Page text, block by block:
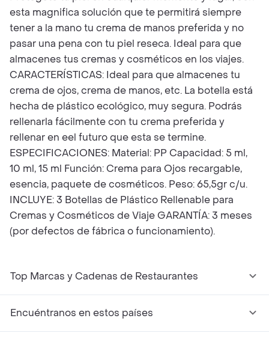
esta magnifica solución que te permitirá siempre
tener a la mano tu crema de manos preferida y no
pasar una pena con tu piel reseca. Ideal para que
almacenes tus cremas y cosméticos en los viajes.
CARACTERÍSTICAS: Ideal para que almacenes tu
crema de ojos, crema de manos, etc. La botella está
hecha de plástico ecológico, muy segura. Podrás
rellenarla fácilmente con tu crema preferida y
rellenar en eel futuro que esta se termine.
ESPECIFICACIONES: Material: PP Capacidad: 5 ml,
10 ml, 15 ml Función: Crema para Ojos recargable,
esencia, paquete de cosméticos. Peso: 65,5gr c/u.
INCLUYE: 3 Botellas de Plástico Rellenable para
Cremas y Cosméticos de Viaje GARANTÍA: 3 meses
(por defectos de fábrica o funcionamiento).
Top Marcas y Cadenas de Restaurantes
Encuéntranos en estos países